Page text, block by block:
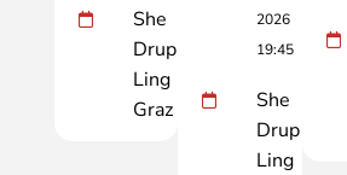
She
Drup
Ling
Graz
2026
19:45
She
Drup
Ling